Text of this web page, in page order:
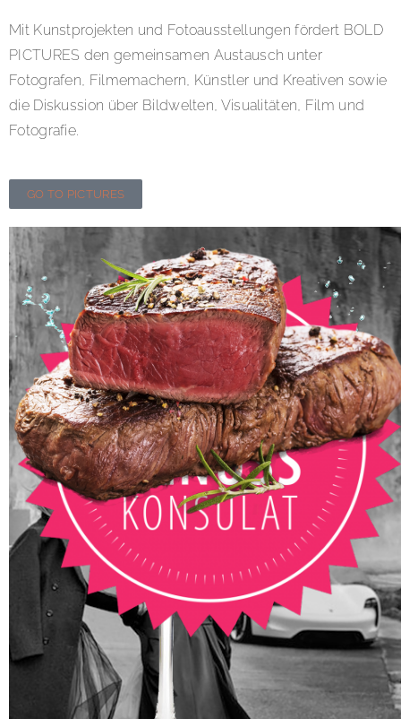
Mit Kunstprojekten und Fotoausstellungen fördert BOLD
PICTURES den gemeinsamen Austausch unter
Fotografen, Filmemachern, Künstler und Kreativen sowie
die Diskussion über Bildwelten, Visualitäten, Film und
Fotografie.
GO TO PICTURES
GENUSS KONSULAT
Das brandneue Format unseres Hauses gibt aktuelle
Tipps rund ums Essen, Trinken, Kochen, Backen und
Genießen geben.
Wir bieten Hintergrundinfos zu Lebensmitteln,
Herstellern, Destillerien, Köchen und Sommeliers. Wir
zeigen Food-Trends, die angesagtesten Drinks und viele
Rezepte zum selbermachen.
JETZT GENIESSEN
© BOLD THE MAGAZINE | neutrales GRAU Verlags